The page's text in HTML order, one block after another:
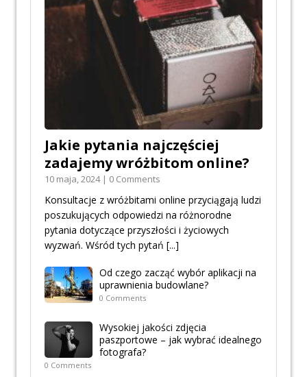
Jakie pytania najczęściej
zadajemy wróżbitom online?
10 maja, 2024 | 0 Comments
Konsultacje z wróżbitami online przyciągają ludzi
poszukujących odpowiedzi na różnorodne
pytania dotyczące przyszłości i życiowych
wyzwań. Wśród tych pytań [...]
Od czego zacząć wybór aplikacji na
uprawnienia budowlane?
0 Comments
Wysokiej jakości zdjęcia
paszportowe – jak wybrać idealnego
fotografa?
0 Comments